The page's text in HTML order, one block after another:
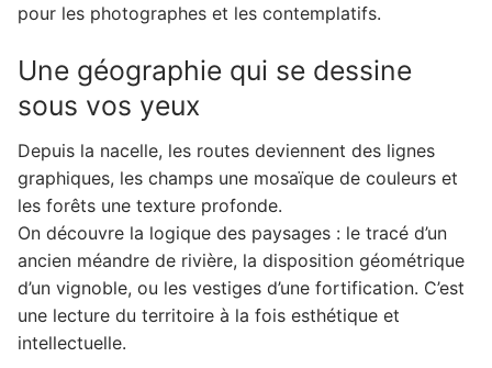
pour les photographes et les contemplatifs.
Une géographie qui se dessine
sous vos yeux
Depuis la nacelle, les routes deviennent des lignes
graphiques, les champs une mosaïque de couleurs et
les forêts une texture profonde.
On découvre la logique des paysages : le tracé d’un
ancien méandre de rivière, la disposition géométrique
d’un vignoble, ou les vestiges d’une fortification. C’est
une lecture du territoire à la fois esthétique et
intellectuelle.